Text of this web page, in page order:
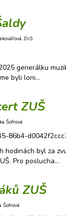
DiS.
generálku
byli loni…
ZUŠ
Šofrová
hodinách byl za
Pro poslucha…
ZUŠ
Šofrová